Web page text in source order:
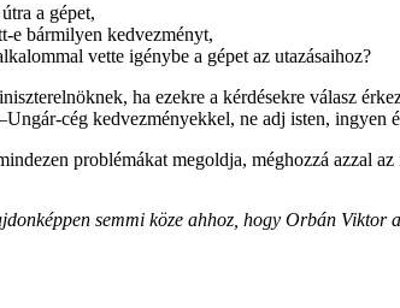
a gépet,
e bármilyen kedvezményt,
vette igénybe a gépet az utazásaihoz?
ha ezekre a kérdésekre válasz
cég kedvezményekkel, ne adj isten,
problémákat megoldja, méghozzá azzal
semmi köze ahhoz, hogy Orbán Viktor